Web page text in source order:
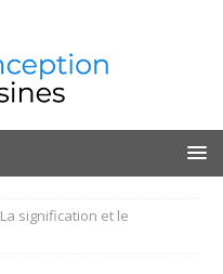
La signification et le